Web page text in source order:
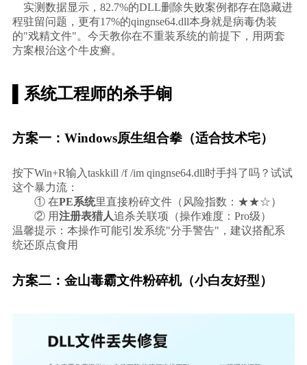
实测数据显示，82.7%的DLL删除失败案例都存在隐藏进
程驻留问题，更有17%的qingnse64.dll本身就是病毒伪装
的"戏精文件"。今天教你在不重装系统的前提下，用两套
方案根治这个牛皮癣。
▌系统工程师的杀手锏
方案一：Windows原生组合拳（适合技术宅）
按下Win+R输入taskkill /f /im qingnse64.dll时手抖了吗？试试
这个暴力流：
① 在PE系统里直接粉碎文件（风险指数：★★☆）
② 用注册表猎人追杀关联项（操作难度：Pro级）
温馨提示：本操作可能引发系统"分手警告"，建议搭配系
统还原点食用
方案二：金山毒霸文件粉碎机（小白友好型）